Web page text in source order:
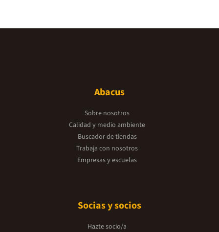
Abacus
Sobre nosotros
Calidad y medio ambiente
Buscador de tiendas
Trabaja con nosotros
Empresas y escuelas
Socias y socios
Hazte socio/a